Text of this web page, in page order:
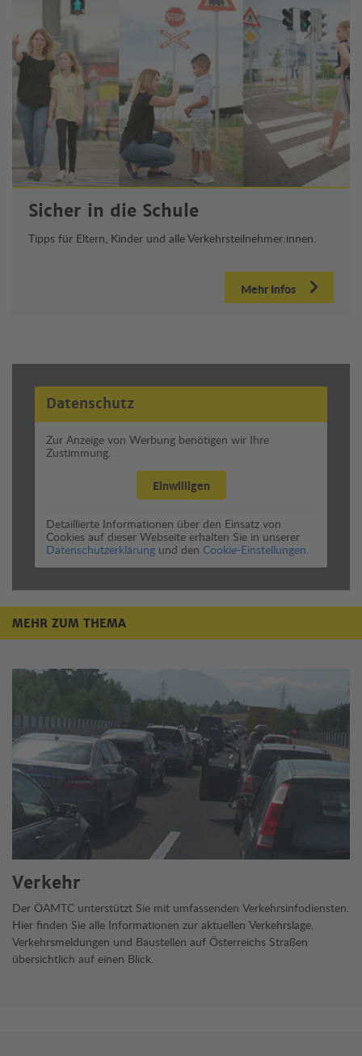
Sicher in die Schule
Tipps für Eltern, Kinder und alle Verkehrsteilnehmer:innen.
Mehr Infos
Datenschutz
Zur Anzeige von Werbung benötigen wir Ihre
Zustimmung.
Einwilligen
Detaillierte Informationen über den Einsatz von
Cookies auf dieser Webseite erhalten Sie in unserer
Datenschutzerklärung und den Cookie-Einstellungen.
MEHR ZUM THEMA
Verkehr
Der ÖAMTC unterstützt Sie mit umfassenden Verkehrsinfodiensten.
Hier finden Sie alle Informationen zur aktuellen Verkehrslage,
Verkehrsmeldungen und Baustellen auf Österreichs Straßen
übersichtlich auf einen Blick.